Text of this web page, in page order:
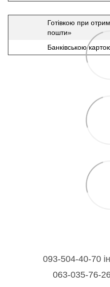
Готівкою при
пошти»
Банківською
093-504-40-70
063-035-76-